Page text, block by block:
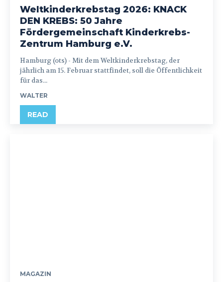
Weltkinderkrebstag 2026: KNACK
DEN KREBS: 50 Jahre
Fördergemeinschaft Kinderkrebs-
Zentrum Hamburg e.V.
Hamburg (ots) - Mit dem Weltkinderkrebstag, der
jährlich am 15. Februar stattfindet, soll die Öffentlichkeit
für das...
WALTER
READ
MAGAZIN